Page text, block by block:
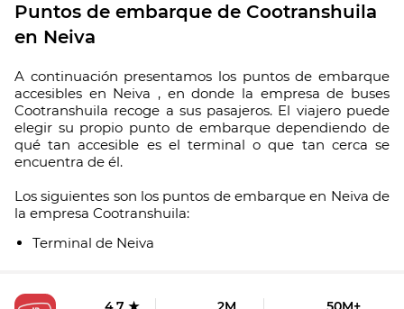
Puntos de embarque de Cootranshuila
en Neiva
A continuación presentamos los puntos de embarque
accesibles en Neiva , en donde la empresa de buses
Cootranshuila recoge a sus pasajeros. El viajero puede
elegir su propio punto de embarque dependiendo de
qué tan accesible es el terminal o que tan cerca se
encuentra de él.
Los siguientes son los puntos de embarque en Neiva de
la empresa Cootranshuila:
Terminal de Neiva